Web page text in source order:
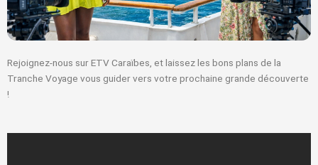
Rejoignez-nous sur ETV Caraïbes, et laissez les bons plans de la
Tranche Voyage vous guider vers votre prochaine grande découverte
!